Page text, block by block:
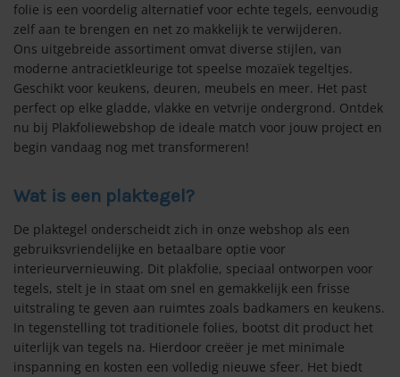
folie is een voordelig alternatief voor echte tegels, eenvoudig
zelf aan te brengen en net zo makkelijk te verwijderen.
Ons uitgebreide assortiment omvat diverse stijlen, van
moderne antracietkleurige tot speelse mozaïek tegeltjes.
Geschikt voor keukens, deuren, meubels en meer. Het past
perfect op elke gladde, vlakke en vetvrije ondergrond. Ontdek
nu bij Plakfoliewebshop de ideale match voor jouw project en
begin vandaag nog met transformeren!
Wat is een plaktegel?
De plaktegel onderscheidt zich in onze webshop als een
gebruiksvriendelijke en betaalbare optie voor
interieurvernieuwing. Dit plakfolie, speciaal ontworpen voor
tegels, stelt je in staat om snel en gemakkelijk een frisse
uitstraling te geven aan ruimtes zoals badkamers en keukens.
In tegenstelling tot traditionele folies, bootst dit product het
uiterlijk van tegels na. Hierdoor creëer je met minimale
inspanning en kosten een volledig nieuwe sfeer. Het biedt